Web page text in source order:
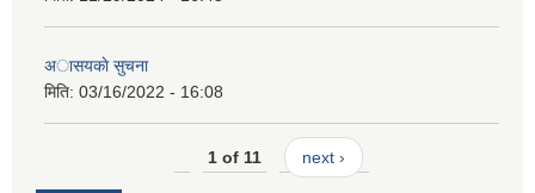
अासयकाे सुचना
मिति: 03/16/2022 - 16:08
1 of 11 next ›